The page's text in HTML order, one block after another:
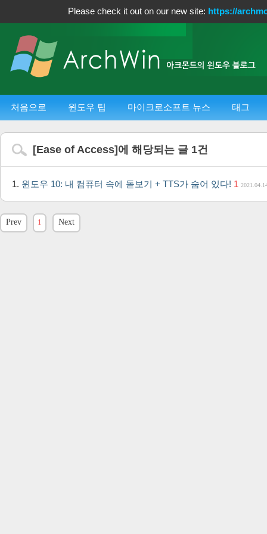
Please check it out on our new site: https://
처음으로 윈도우 팁 마이크로소프트 뉴스 태그
[Ease of Access]에 해당되는 글 1건
윈도우 10: 내 컴퓨터 속에 돋보기 + TTS가 숨어 있다! 1
Prev 1 Next